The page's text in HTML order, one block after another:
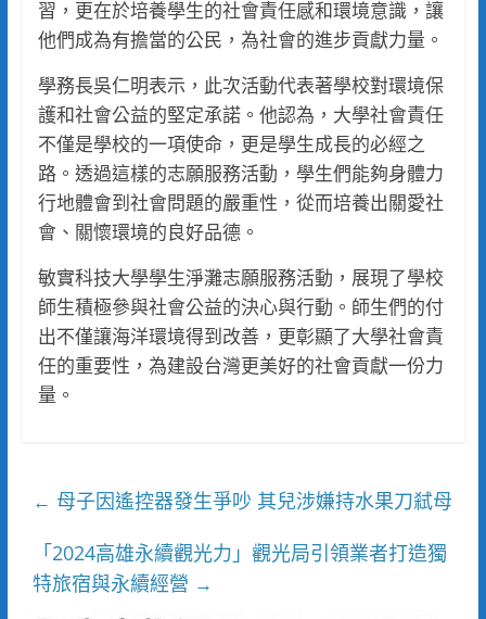
習，更在於培養學生的社會責任感和環境意識，讓
他們成為有擔當的公民，為社會的進步貢獻力量。
學務長吳仁明表示，此次活動代表著學校對環境保
護和社會公益的堅定承諾。他認為，大學社會責任
不僅是學校的一項使命，更是學生成長的必經之
路。透過這樣的志願服務活動，學生們能夠身體力
行地體會到社會問題的嚴重性，從而培養出關愛社
會、關懷環境的良好品德。
敏實科技大學學生淨灘志願服務活動，展現了學校
師生積極參與社會公益的決心與行動。師生們的付
出不僅讓海洋環境得到改善，更彰顯了大學社會責
任的重要性，為建設台灣更美好的社會貢獻一份力
量。
← 母子因遙控器發生爭吵 其兒涉嫌持水果刀弒母
「2024高雄永續觀光力」觀光局引領業者打造獨
特旅宿與永續經營 →